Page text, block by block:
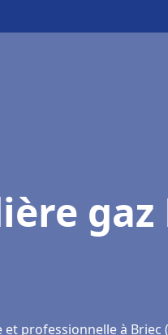
gaz
professionnelle à Briec